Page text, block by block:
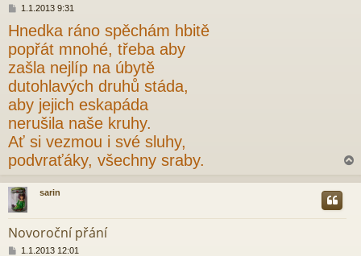
P
s
p
ě
e
k
1.1.2013 9:31
Hnedka ráno spěchám hbitě
popřát mnohé, třeba aby
zašla nejlíp na úbytě
dutohlavých druhů stáda,
aby jejich eskapáda
nerušila naše kruhy.
Ať si vezmou i své sluhy,
podvraťáky, všechny sraby.
h
sarin
Novoroční přání
P1.1.2013 12:01